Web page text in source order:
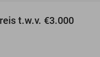
t.w.v. €3.000